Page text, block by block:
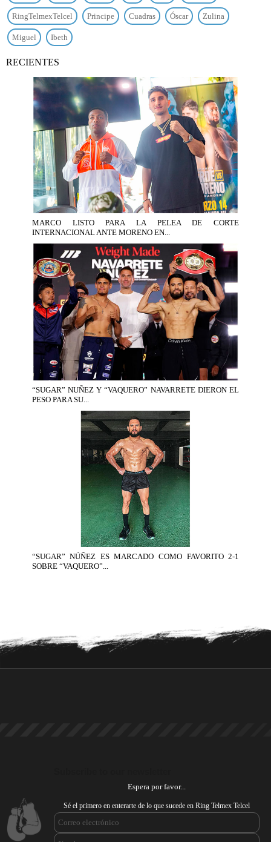
RingTelmexTelcel Principe Cuadras Óscar Zulina
Miguel Ibeth
RECIENTES
MARCO LISTO PARA LA PELEA DE CORTE
INTERNACIONAL ANTE MORENO EN...
“SUGAR” NUÑEZ Y “VAQUERO” NAVARRETE DIERON EL
PESO PARA SU...
“SUGAR” NÚÑEZ ES MARCADO COMO FAVORITO 2-1
SOBRE “VAQUERO”...
Espera por favor...
Sé el primero en enterarte de lo que sucede en Ring Telmex Telcel